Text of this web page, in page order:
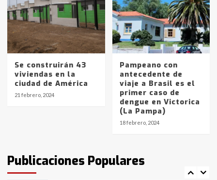
Se construirán 43
viviendas en la
ciudad de América
21 febrero, 2024
Pampeano con
antecedente de
viaje a Brasil es el
primer caso de
dengue en Victorica
(La Pampa)
18 febrero, 2024
Publicaciones Populares
4
Los precios de los combustibles en
La Pampa, desde YPF hasta Axion
entre 857 a 1338 pesos
La Bolsa de Cereales de Bahía
Blanca anticipa que Agosto vendrá
con lluvias y heladas, en gran parte
fueron detenidos por
comercialización de drogas en la
tarde del sábado